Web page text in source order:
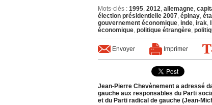
Mots-clés : 1995, 2012, allemagne,
élection présidentielle 2007, épinay,
gouvernement économique, inde, irak,
économique, politique étrangère,
Envoyer Imprimer
Jean-Pierre Chevènement a adressé
gauche aux responsables du Parti
et du Parti radical de gauche (Jean-